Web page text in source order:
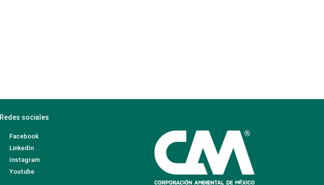
Redes sociales
Facebook
LinkedIn
Instagram
Youtube